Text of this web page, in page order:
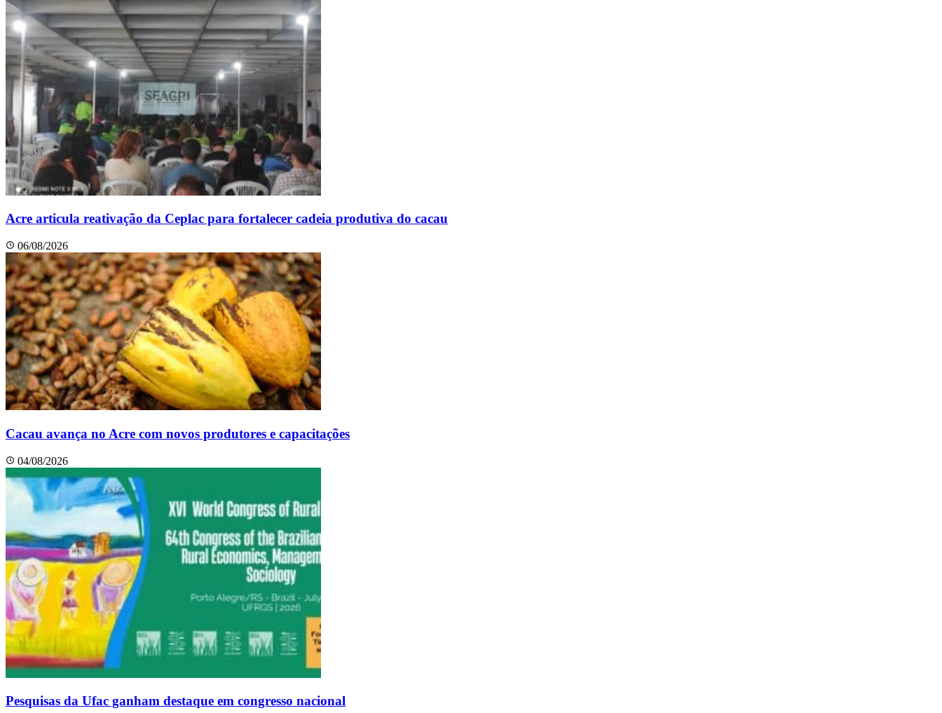
Acre articula reativação da Ceplac para fortalecer cadeia produtiva do cacau
06/08/2026
Cacau avança no Acre com novos produtores e capacitações
04/08/2026
Pesquisas da Ufac ganham destaque em congresso nacional